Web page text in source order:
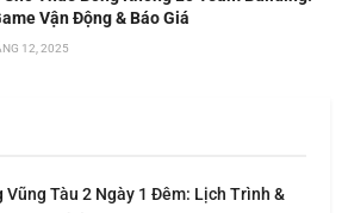
Vận Động & Báo Giá
12, 2025
Tàu 2 Ngày 1 Đêm: Lịch Trình &